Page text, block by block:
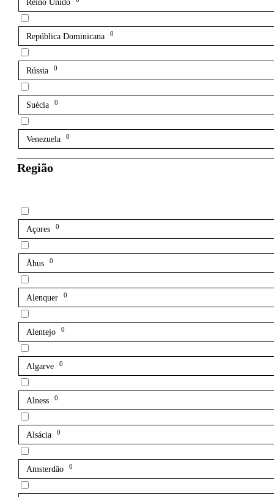
Reino Unido
República Dominicana 0
Rússia 0
Suécia 0
Venezuela 0
Região
Açores 0
Åhus 0
Alenquer 0
Alentejo 0
Algarve 0
Alness 0
Alsácia 0
Amsterdão 0